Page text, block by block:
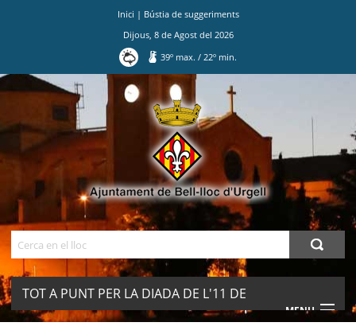
Inici | Bústia de suggeriments
Dijous, 8de Agostdel 2026
39º max./ 22º min.
TOT A PUNT PER LA DIADA DE L'11 DE
SETEMBRE
MENU